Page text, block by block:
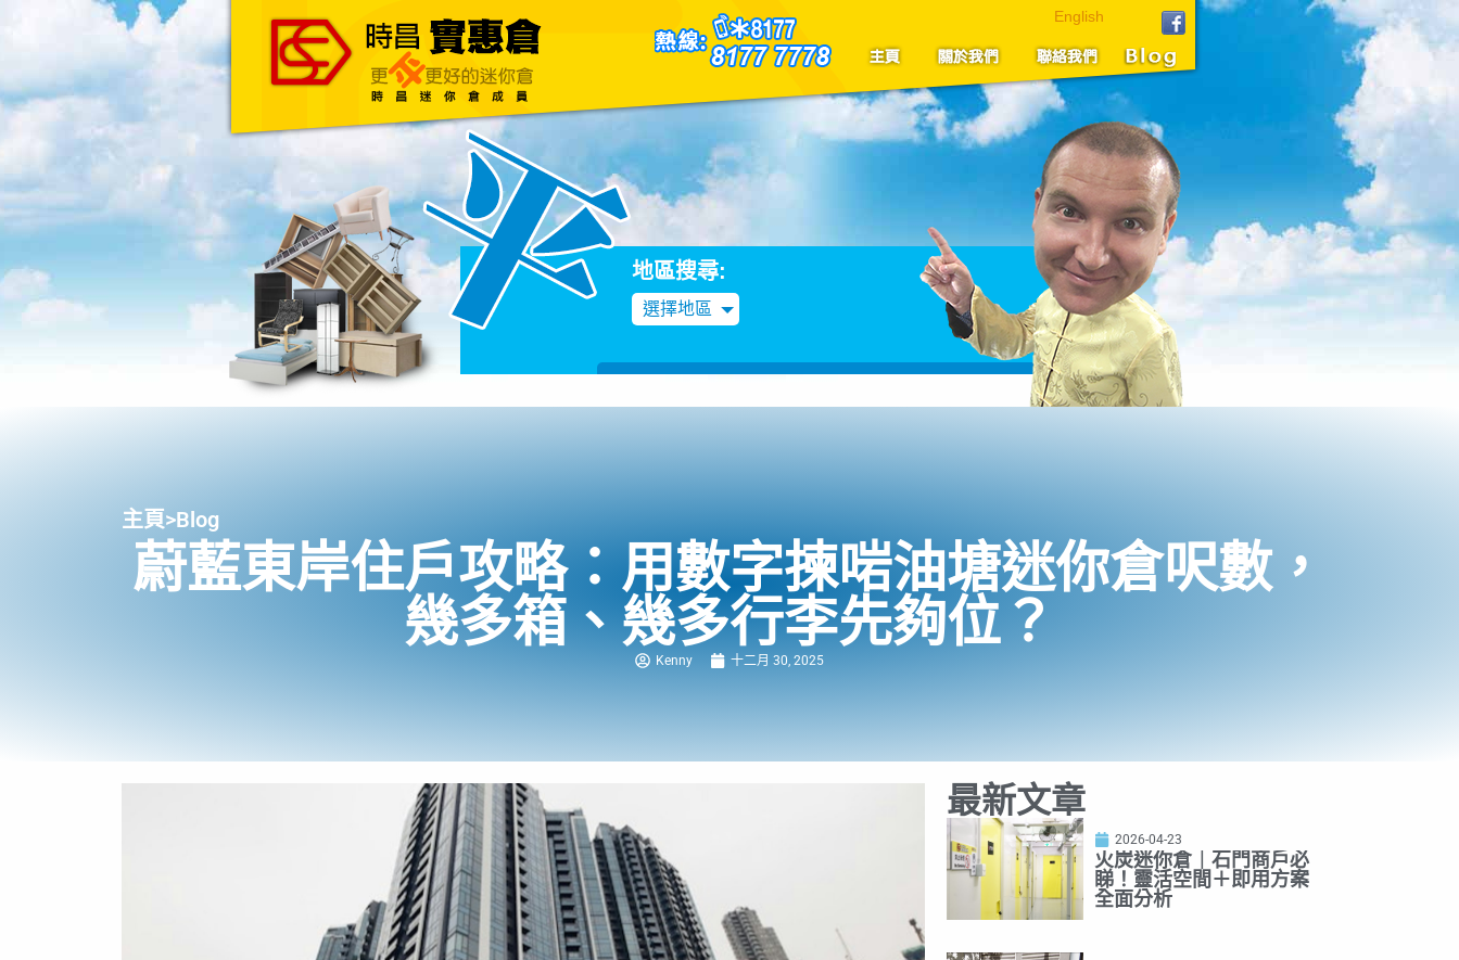
主頁 關於我們 聯絡我們
English
地區搜尋:
選擇地區
主頁>Blog
蔚藍東岸住戶攻略：用數字揀啱油塘迷你倉呎數，
幾多箱、幾多行李先夠位？
Kenny 十二月 30, 2025
最新文章
2026-04-23
火炭迷你倉｜石門商戶必
睇！靈活空間＋即用方案
全面分析